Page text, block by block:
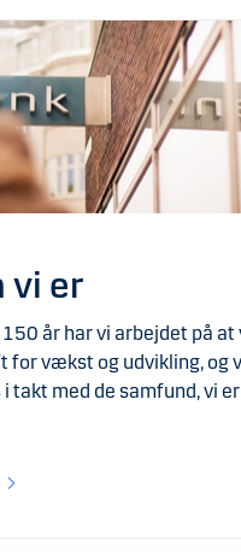
vi er
150 år har vi arbejdet på
for vækst og udvikling, og
takt med de samfund, vi